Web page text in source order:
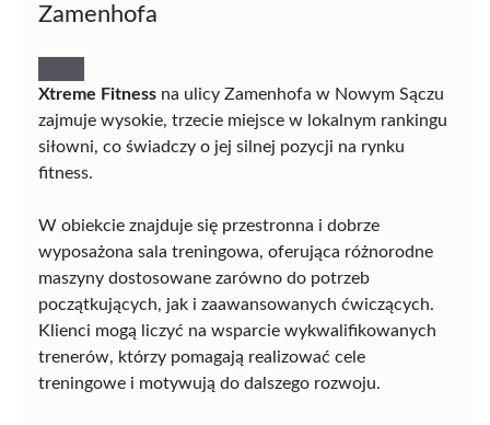
Zamenhofa
Xtreme Fitness na ulicy Zamenhofa w Nowym Sączu
zajmuje wysokie, trzecie miejsce w lokalnym rankingu
siłowni, co świadczy o jej silnej pozycji na rynku
fitness.
W obiekcie znajduje się przestronna i dobrze
wyposażona sala treningowa, oferująca różnorodne
maszyny dostosowane zarówno do potrzeb
początkujących, jak i zaawansowanych ćwiczących.
Klienci mogą liczyć na wsparcie wykwalifikowanych
trenerów, którzy pomagają realizować cele
treningowe i motywują do dalszego rozwoju.